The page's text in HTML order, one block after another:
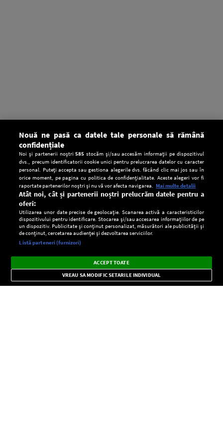
CONFIDENŢIALITATE
Setări:
Dark
Mode
Radio live, podcasturi, știri și alerte
importante.
×
Nouă ne pasă ca datele tale personale să rămână
confidențiale
Noi și partenerii noștri585 stocăm și/sau accesăm informații pe dispozitivul
dvs., precum identificatorii cookie unici pentru prelucrarea datelor cu caracter
personal. Puteți accepta sau gestiona alegerile dvs. făcând clic mai jos sau în
orice moment, pe pagina cu politica de confidențialitate. Aceste alegeri vor fi
raportate partenerilor noștri și nu vă vor afecta navigarea. Mai multe detalii
Atât noi, cât și partenerii noștri prelucrăm datele pentru a
oferi:
Utilizarea unor date precise de geolocație. Scanarea activă a caracteristicilor
dispozitivului pentru identificare. Stocarea și/sau accesarea informațiilor de pe
un dispozitiv. Publicitate și conținut personalizat, măsurători ale publicității și
de conținut, cercetarea audienței și dezvoltarea serviciilor.
Listă parteneri (furnizori)
ACCEPT TOATE
VREAU SA MODIFIC SETARILE INDIVIDUAL